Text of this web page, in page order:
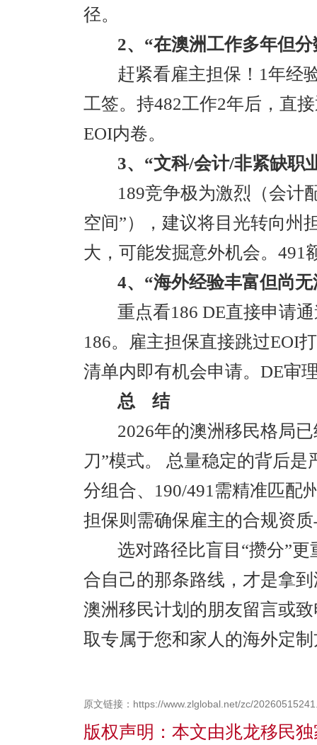
径。
2、“在澳洲工作多年但
赶紧看雇主担保！1年经
工签。持482工作2年后，直
EOI内卷。
3、“文科/会计/非紧缺职
189竞争极为激烈（会计
空间”），建议将目光转向州
大，可能发掘意外机会。491
4、“海外经验丰富但尚
重点看186 DE直接申请
186。雇主担保直接跳过EOI
清单内即有机会申请。DE审
总 结
2026年的澳洲移民格局
刀”模式。 总量稳定的背后
分组合、190/491需精准匹配
担保则需确保雇主的合规资
选对路径比盲目“攒分”
合自己的那条路线，才是拿
澳洲移民计划的朋友留言或
取专属于您和家人的海外定
原文链接：https://www.zlglobal.net/zc/
版权声明：本文由兆龙移民